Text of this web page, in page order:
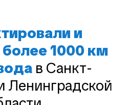
и
1000 км
в Санкт-
Ленинградской